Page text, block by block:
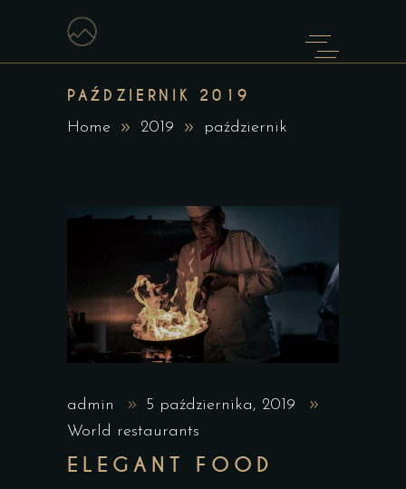
PAŹDZIERNIK 2019
Home 2019 październik
admin
5 października, 2019
World restaurants
ELEGANT FOOD